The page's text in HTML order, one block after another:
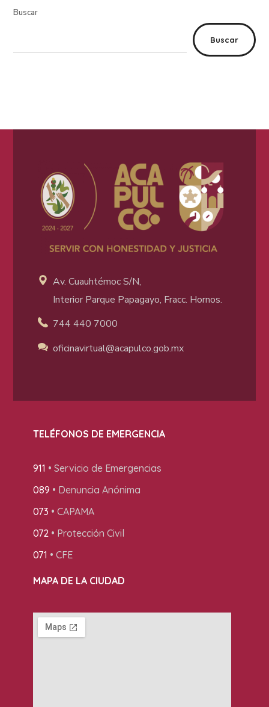
Buscar
Buscar
Av. Cuauhtémoc S/N,
Interior Parque Papagayo, Fracc. Hornos.
744 440 7000
oficinavirtual@acapulco.gob.mx
TELÉFONOS DE EMERGENCIA
911 • Servicio de Emergencias
089 • Denuncia Anónima
073 • CAPAMA
072 • Protección Civil
071 • CFE
MAPA DE LA CIUDAD